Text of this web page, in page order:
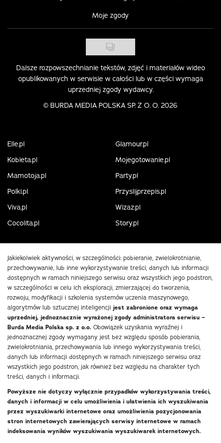
Moje zgody
Dalsze rozpowszechnianie tekstów, zdjęć i materiałów wideo
opublikowanych w serwisie w całości lub w części wymaga
uprzedniej zgody wydawcy.
© BURDA MEDIA POLSKA SP. Z O. O. 2026
Elle.pl
Glamour.pl
Kobieta.pl
Mojegotowanie.pl
Mamotoja.pl
Party.pl
Polki.pl
Przyslijprzepis.pl
Viva.pl
Wizaz.pl
Cocolita.pl
Story.pl
Jakiekolwiek aktywności, w szczególności: pobieranie, zwielokrotnianie,
przechowywanie, lub inne wykorzystywanie treści, danych lub informacji
dostępnych w ramach niniejszego serwisu oraz wszystkich jego podstron,
w szczególności w celu ich eksploracji, zmierzającej do tworzenia,
rozwoju, modyfikacji i szkolenia systemów uczenia maszynowego,
algorytmów lub sztucznej inteligencji jest zabronione oraz wymaga
uprzedniej, jednoznacznie wyrażonej zgody administratora serwisu –
Burda Media Polska sp. z o.o. Obowiązek uzyskania wyraźnej i
jednoznacznej zgody wymagany jest bez względu sposób pobierania,
zwielokrotniania, przechowywania lub innego wykorzystywania treści,
danych lub informacji dostępnych w ramach niniejszego serwisu oraz
wszystkich jego podstron, jak również bez względu na charakter tych
treści, danych i informacji.
Powyższe nie dotyczy wyłącznie przypadków wykorzystywania treści,
danych i informacji w celu umożliwienia i ułatwienia ich wyszukiwania
przez wyszukiwarki internetowe oraz umożliwienia pozycjonowania
stron internetowych zawierających serwisy internetowe w ramach
indeksowania wyników wyszukiwania wyszukiwarek internetowych.